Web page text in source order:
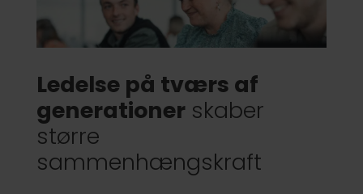
Ledelse på tværs af
generationerskaber
større
sammenhængskraft